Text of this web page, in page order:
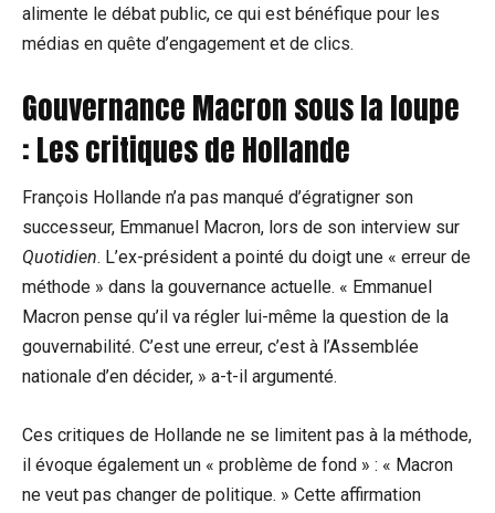
alimente le débat public, ce qui est bénéfique pour les
médias en quête d’engagement et de clics.
Gouvernance Macron sous la loupe
: Les critiques de Hollande
François Hollande n’a pas manqué d’égratigner son
successeur, Emmanuel Macron, lors de son interview sur
Quotidien. L’ex-président a pointé du doigt une « erreur de
méthode » dans la gouvernance actuelle. « Emmanuel
Macron pense qu’il va régler lui-même la question de la
gouvernabilité. C’est une erreur, c’est à l’Assemblée
nationale d’en décider, » a-t-il argumenté.
Ces critiques de Hollande ne se limitent pas à la méthode,
il évoque également un « problème de fond » : « Macron
ne veut pas changer de politique. » Cette affirmation